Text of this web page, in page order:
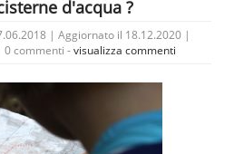
d'acqua ?
| Aggiornato il 18.12.2020 |
0 commenti -visualizza commenti